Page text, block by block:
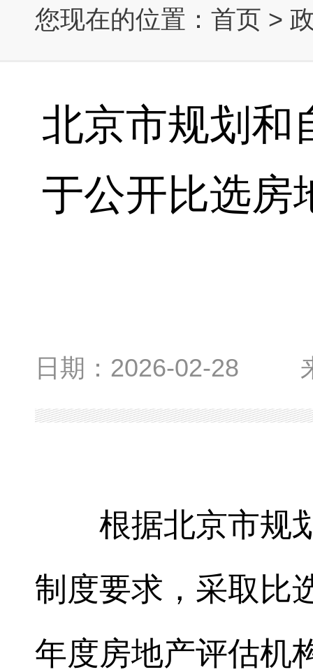
您现在的位置： 首页 >
北京市规划和
于公开比选房
日期： 2026-02-28
根据北京市规
制度要求，采取比
年度房地产评估机